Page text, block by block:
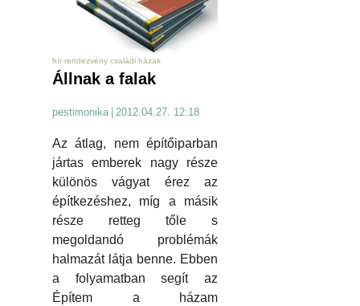
hír rendezvény családi házak
Állnak a falak
pestimonika 2012.04.27. 12:18
Az átlag, nem építőiparban
jártas emberek nagy része
különös vágyat érez az
építkezéshez, míg a másik
része retteg tőle s
megoldandó problémák
halmazát látja benne. Ebben
a folyamatban segít az
Építem a házam